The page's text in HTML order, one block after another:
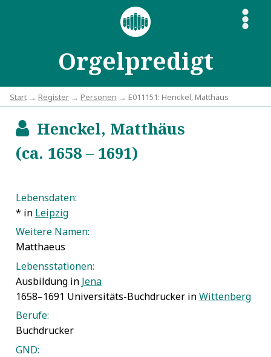
Orgelpredigt
S
Start → Register → Personen → E011151: Henckel, Matthäus
bHenckel, Matthäus
(ca. 1658 – 1691)
Lebensdaten:
* in Leipzig
Weitere Namen:
Matthaeus
Lebensstationen:
Ausbildung in Jena
1658–1691 Universitäts-Buchdrucker inWittenberg
Berufe:
Buchdrucker
GND: